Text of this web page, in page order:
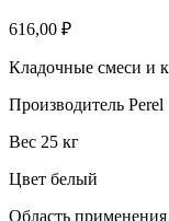
616,00 ₽
Кладочные смеси и
Производитель Perel
Вес 25 кг
Цвет белый
Область применения